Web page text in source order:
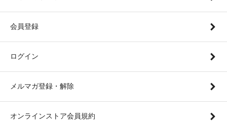
会員登録
ログイン
メルマガ登録・解除
オンラインストア会員規約